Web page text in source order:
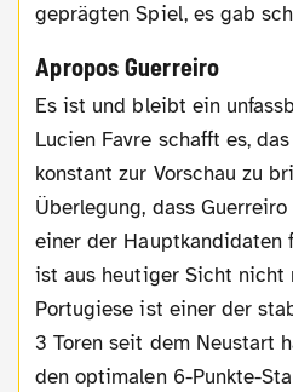
geprägten Spiel, es gab
Apropos Guerreiro
Es ist und bleibt ein unfassbar guter Fußballer. Und
Lucien Favre schafft es,
konstant zur Vorschau zu
Überlegung, dass
einer der Hauptkandidaten
ist aus heutiger Sicht nicht
Portugiese ist einer der
3 Toren seit dem Neustart
den optimalen 6-Punkte-